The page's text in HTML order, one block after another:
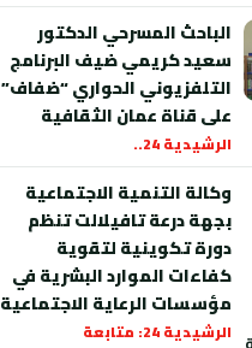
الباحث المسرحي الدكتور
سعيد كريمي ضيف البرنامج
التلفزيوني الحواري “ضفاف”
على قناة عمان الثقافية
الرشيدية 24..
وكالة التنمية الاجتماعية
بجهة درعة تافيلالت تنظم
دورة تكوينية لتقوية
كفاءات الموارد البشرية في
مؤسسات الرعاية الاجتماعية
الرشيدية 24: متابعة